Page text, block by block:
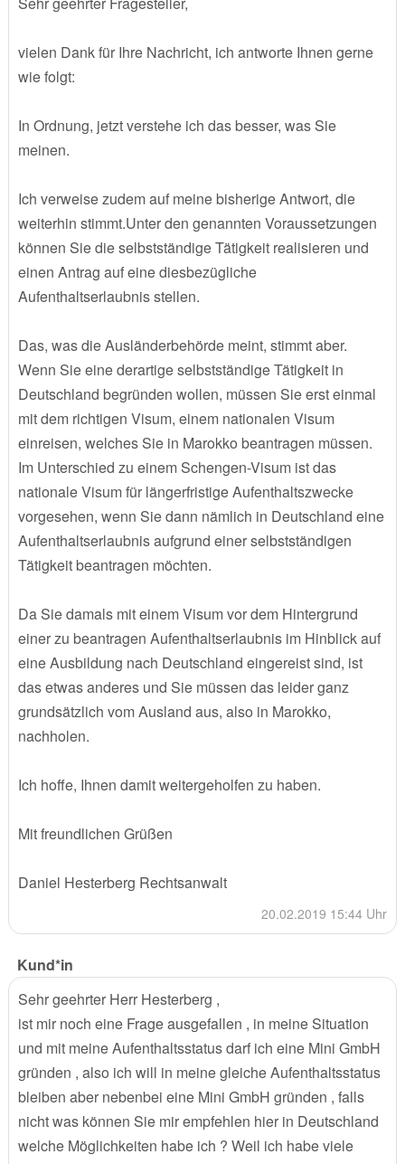
vielen Dank für Ihre Nachricht, ich antworte Ihnen gerne
wie folgt:
In Ordnung, jetzt verstehe ich das besser, was Sie
meinen.
Ich verweise zudem auf meine bisherige Antwort, die
weiterhin stimmt.Unter den genannten Voraussetzungen
können Sie die selbstständige Tätigkeit realisieren und
einen Antrag auf eine diesbezügliche
Aufenthaltserlaubnis stellen.
Das, was die Ausländerbehörde meint, stimmt aber.
Wenn Sie eine derartige selbstständige Tätigkeit in
Deutschland begründen wollen, müssen Sie erst einmal
mit dem richtigen Visum, einem nationalen Visum
einreisen, welches Sie in Marokko beantragen müssen.
Im Unterschied zu einem Schengen-Visum ist das
nationale Visum für längerfristige Aufenthaltszwecke
vorgesehen, wenn Sie dann nämlich in Deutschland eine
Aufenthaltserlaubnis aufgrund einer selbstständigen
Tätigkeit beantragen möchten.
Da Sie damals mit einem Visum vor dem Hintergrund
einer zu beantragen Aufenthaltserlaubnis im Hinblick auf
eine Ausbildung nach Deutschland eingereist sind, ist
das etwas anderes und Sie müssen das leider ganz
grundsätzlich vom Ausland aus, also in Marokko,
nachholen.
Ich hoffe, Ihnen damit weitergeholfen zu haben.
Mit freundlichen Grüßen
Daniel Hesterberg Rechtsanwalt
20.02.2019 15:44 Uhr
Kund*in
Sehr geehrter Herr Hesterberg ,
ist mir noch eine Frage ausgefallen , in meine Situation
und mit meine Aufenthaltsstatus darf ich eine Mini GmbH
gründen , also ich will in meine gleiche Aufenthaltsstatus
bleiben aber nebenbei eine Mini GmbH gründen , falls
nicht was können Sie mir empfehlen hier in Deutschland
welche Möglichkeiten habe ich ? Weil ich habe viele